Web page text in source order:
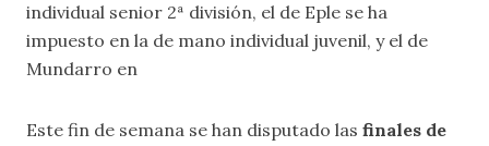
individual senior 2ª división, el de Eple se ha
impuesto en la de mano individual juvenil, y el de
Mundarro en
Este fin de semana se han disputado las finales de